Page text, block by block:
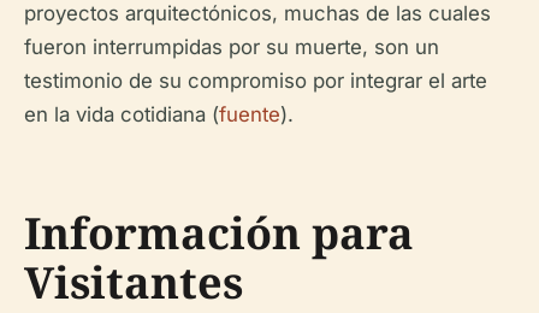
proyectos arquitectónicos, muchas de las cuales
fueron interrumpidas por su muerte, son un
testimonio de su compromiso por integrar el arte
en la vida cotidiana (fuente).
Información para
Visitantes